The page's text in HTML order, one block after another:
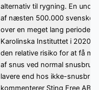
alternativ til rygning. En
af næsten 500.000 svenske
over en meget lang periode
Karolinska Instituttet i 2020
den relative risiko for at få
af snus ved normal snusbrug
lavere end hos ikke-
kommenterer Sting Free AB's